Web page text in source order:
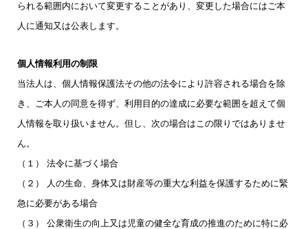
られる範囲内において変更することがあり、変更した場合にはご本
人に通知又は公表します。
個人情報利用の制限
当法人は、個人情報保護法その他の法令により許容される場合を除
き、ご本人の同意を得ず、利用目的の達成に必要な範囲を超えて個
人情報を取り扱いません。但し、次の場合はこの限りではありませ
ん。
（１） 法令に基づく場合
（２） 人の生命、身体又は財産等の重大な利益を保護するために緊
急に必要がある場合
（３） 公衆衛生の向上又は児童の健全な育成の推進のために特に必